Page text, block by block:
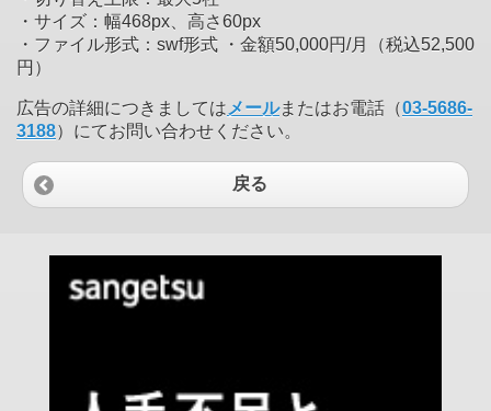
・サイズ：幅468px、高さ60px
・ファイル形式：swf形式 ・金額50,000円/月（税込52,500
円）
広告の詳細につきましては メールまたはお電話（03-5686-
3188）にてお問い合わせください。
戻る